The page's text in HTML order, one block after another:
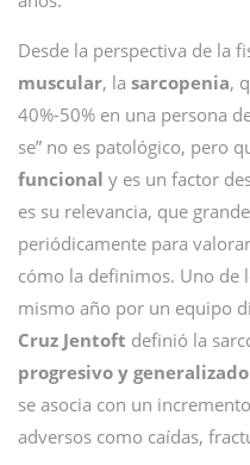
Desde la perspectiva de la
muscular, la sarcopenia,
40%-50% en una persona
se” no es patológico, pero
funcional y es un factor
es su relevancia, que
periódicamente para
cómo la definimos. Uno de
mismo año por un equipo
Cruz Jentoft definió la
progresivo y
se asocia con un
adversos como caídas,